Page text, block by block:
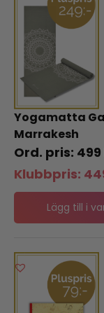
Yogamatta
Marrakesh
499
Klubbpris:
Lägg till i